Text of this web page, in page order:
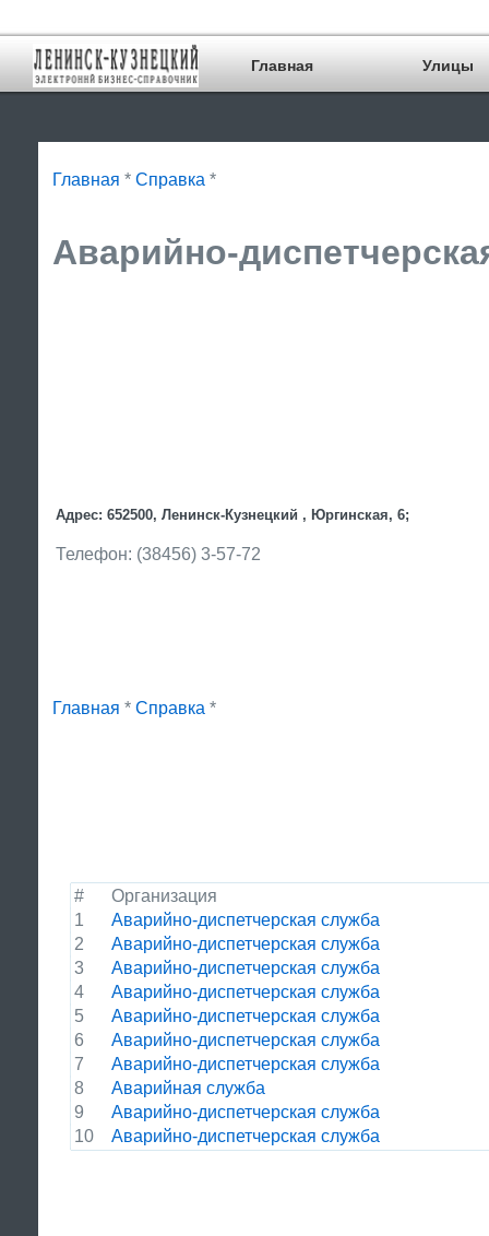
Главная Улицы
Главная * Справка *
Аварийно-
Адрес: 652500, Ленинск-Кузнецкий , Юргинская, 6;
Телефон: (38456) 3-57-72
Главная * Справка *
#
Организация
1
Аварийно-диспетчерская служба
2
Аварийно-диспетчерская служба
3
Аварийно-диспетчерская служба
4
Аварийно-диспетчерская служба
5
Аварийно-диспетчерская служба
6
Аварийно-диспетчерская служба
7
Аварийно-диспетчерская служба
8
Аварийная служба
9
Аварийно-диспетчерская служба
10
Аварийно-диспетчерская служба